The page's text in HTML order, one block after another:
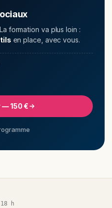
formation va plus loin :
en place, avec vous.
— 150 €
h